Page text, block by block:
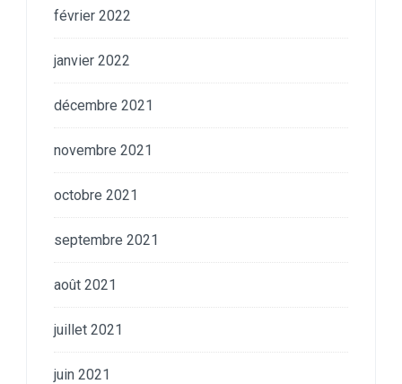
février 2022
janvier 2022
décembre 2021
novembre 2021
octobre 2021
septembre 2021
août 2021
juillet 2021
juin 2021